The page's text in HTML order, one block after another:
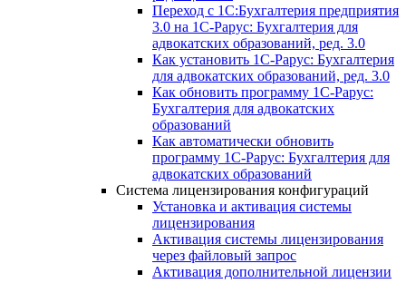
Переход с 1С:Бухгалтерия предприятия
3.0 на 1С-Рарус: Бухгалтерия для
адвокатских образований, ред. 3.0
Как установить 1С-Рарус: Бухгалтерия
для адвокатских образований, ред. 3.0
Как обновить программу 1С-Рарус:
Бухгалтерия для адвокатских
образований
Как автоматически обновить
программу 1С-Рарус: Бухгалтерия для
адвокатских образований
Система лицензирования конфигураций
Установка и активация системы
лицензирования
Активация системы лицензирования
через файловый запрос
Активация дополнительной лицензии